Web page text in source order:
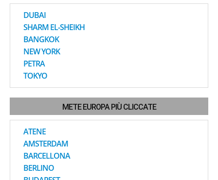
DUBAI
SHARM EL-SHEIKH
BANGKOK
NEW YORK
PETRA
TOKYO
METE EUROPA PIÙ CLICCATE
ATENE
AMSTERDAM
BARCELLONA
BERLINO